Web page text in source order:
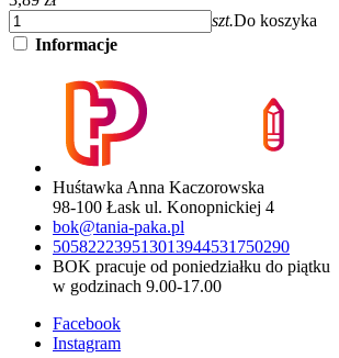
szt.Do koszyka
Informacje
Huśtawka Anna Kaczorowska
98-100 Łask ul. Konopnickiej 4
bok@tania-paka.pl
505822239513013944531750290
BOK pracuje od poniedziałku do piątku
w godzinach 9.00-17.00
Facebook
Instagram